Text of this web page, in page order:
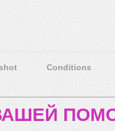
Conditions